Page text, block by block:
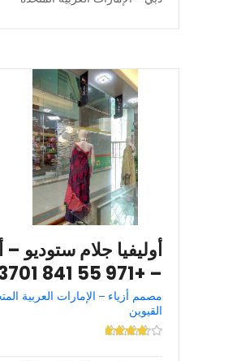
أوليفيا جلام ستوديو –
– +971 55 841 3701
مصمم أزياء – الإمارات العربية
القيوين